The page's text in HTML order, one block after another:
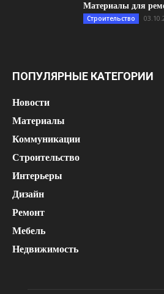
Материалы для
Строительство
ПОПУЛЯРНЫЕ КАТЕГОРИИ
Новости
Материалы
Коммуникации
Строительство
Интерьеры
Дизайн
Ремонт
Мебель
Недвижимость